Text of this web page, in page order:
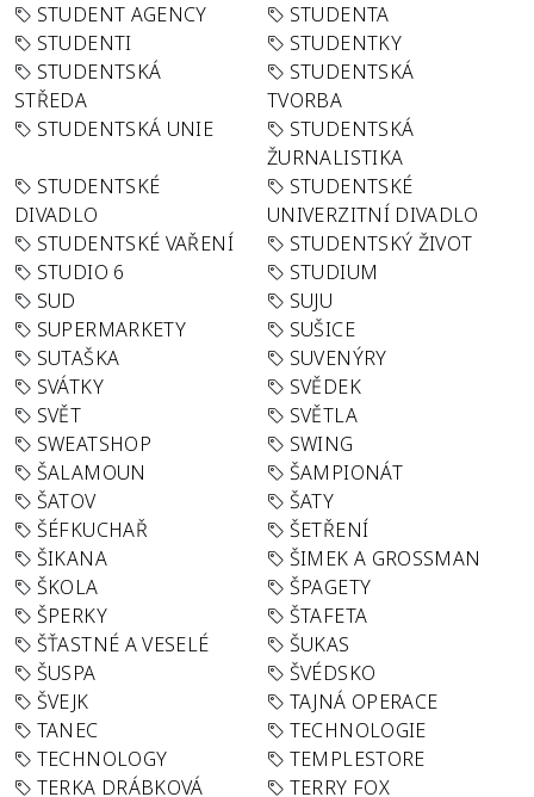
STUDENT AGENCY
STUDENTA
STUDENTI
STUDENTKY
STUDENTSKÁ
STŘEDA
STUDENTSKÁ
TVORBA
STUDENTSKÁ UNIE
STUDENTSKÁ
ŽURNALISTIKA
STUDENTSKÉ
DIVADLO
STUDENTSKÉ
UNIVERZITNÍ DIVADLO
STUDENTSKÉ VAŘENÍ
STUDENTSKÝ ŽIVOT
STUDIO 6
STUDIUM
SUD
SUJU
SUPERMARKETY
SUŠICE
SUTAŠKA
SUVENÝRY
SVÁTKY
SVĚDEK
SVĚT
SVĚTLA
SWEATSHOP
SWING
ŠALAMOUN
ŠAMPIONÁT
ŠATOV
ŠATY
ŠÉFKUCHAŘ
ŠETŘENÍ
ŠIKANA
ŠIMEK A GROSSMAN
ŠKOLA
ŠPAGETY
ŠPERKY
ŠTAFETA
ŠŤASTNÉ A VESELÉ
ŠUKAS
ŠUSPA
ŠVÉDSKO
ŠVEJK
TAJNÁ OPERACE
TANEC
TECHNOLOGIE
TECHNOLOGY
TEMPLESTORE
TERKA DRÁBKOVÁ
TERRY FOX